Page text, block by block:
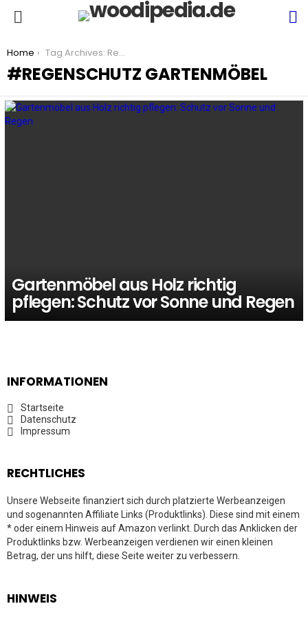
You are here:
Home Tag Archives: Regenschutz Gartenmöbel
REGENSCHUTZ GARTENMÖBEL
LATEST
Gartenmöbel aus Holz richtig
pflegen: Schutz vor Sonne und Regen
INFORMATIONEN
Startseite
Datenschutz
Impressum
RECHTLICHES
Unsere Webseite finanziert sich durch platzierte Werbeanzeigen
und sogenannten Affiliate Links (Produktlinks). Diese sind mit einem
* oder einem Hinweis auf Amazon verlinkt. Durch das Anklicken der
Produktlinks bzw. Werbeanzeigen verdienen wir einen kleinen
Betrag, der uns hilft, diese Seite weiter zu verbessern.
HINWEIS